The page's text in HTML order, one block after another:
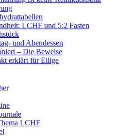
LCHF und 5:2 Fasten
und Abendessen
– Die Beweise
erklärt für Eilige
LCHF